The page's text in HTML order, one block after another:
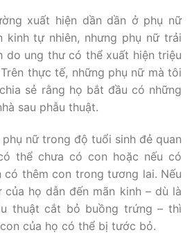
xuất hiện dần dần ở phụ nữ
kinh tự nhiên, nhưng phụ nữ trải
do ung thư có thể xuất hiện triệu
thực tế, những phụ nữ mà tôi
sẻ rằng họ bắt đầu có những
sau phẫu thuật.
nữ trong độ tuổi sinh đẻ quan
thể chưa có con hoặc nếu có
có thêm con trong tương lai. Nếu
họ dẫn đến mãn kinh – dù là
thuật cắt bỏ buồng trứng – thì
của họ có thể bị tước bỏ.